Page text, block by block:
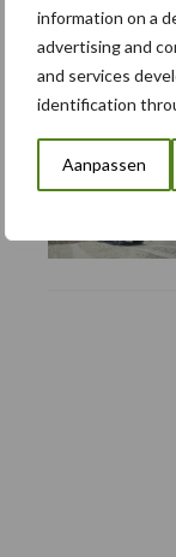
information on a
advertising and
and services
identification
Aanpassen